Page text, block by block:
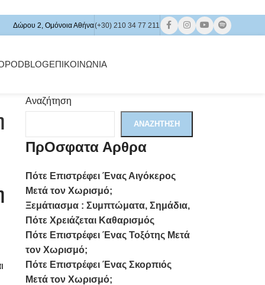
Δώρου 2, Ομόνοια Αθήνα(+30) 210 34 77 211
BLOGΕΠΙΚΟΙΝΩΝΊΑ
Αναζήτηση
ΑΝΑΖΉΤΗΣΗ
ΠρΟσφατα Αρθρα
Πότε Επιστρέφει Ένας Αιγόκερος
Μετά τον Χωρισμό;
Ξεμάτιασμα : Συμπτώματα, Σημάδια,
Πότε Χρειάζεται Καθαρισμός
Πότε Επιστρέφει Ένας Τοξότης Μετά
τον Χωρισμό;
Πότε Επιστρέφει Ένας Σκορπιός
Μετά τον Χωρισμό;